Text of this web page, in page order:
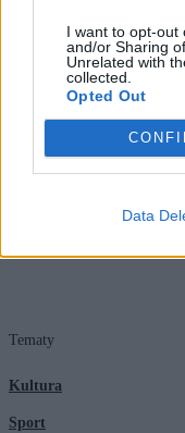
I want to opt-out
and/or Sharing
Unrelated with
collected.
Opted Out
Data
Redakcja
Newsletter
Newsroom
Tematy
Kultura
Sport